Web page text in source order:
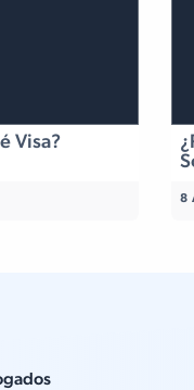
Visa?
8